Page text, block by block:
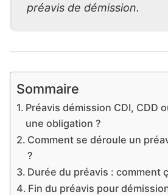
préavis de démission.
Sommaire
Préavis démission CDI, CDD
une obligation ?
Comment se déroule un
?
Durée du préavis : comment
Fin du préavis pour